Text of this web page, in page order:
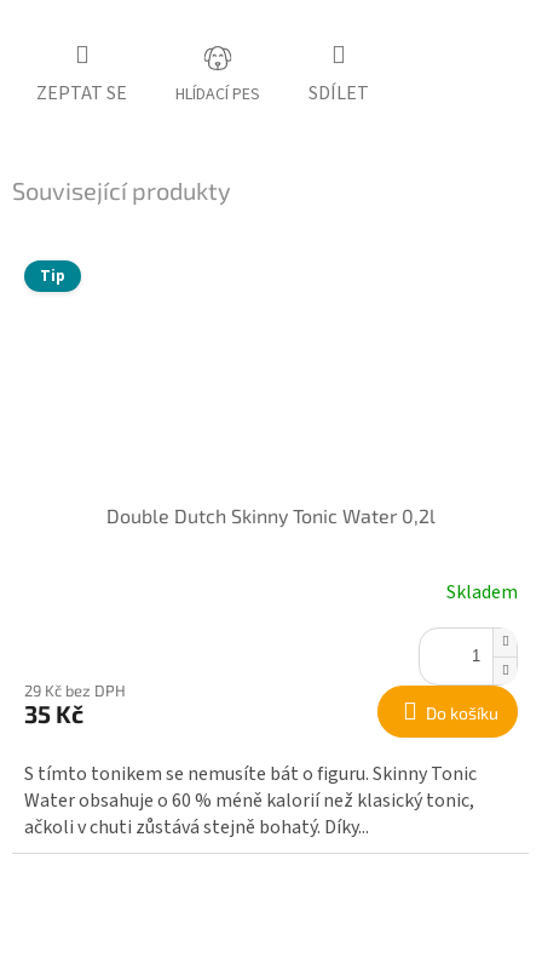
ZEPTAT SE HLÍDACÍ PES SDÍLET
Související produkty
Tip
Double Dutch Skinny Tonic Water 0,2l
Skladem
29 Kč bez DPH
35 Kč Do košíku
S tímto tonikem se nemusíte bát o figuru. Skinny Tonic
Water obsahuje o 60 % méně kalorií než klasický tonic,
ačkoli v chuti zůstává stejně bohatý. Díky...